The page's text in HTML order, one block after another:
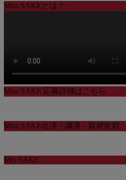
Miss SAKEとは？
Miss SAKE 応募詳細はこちら
Miss SAKE出演・講演・取材依頼
Mrs SAKE